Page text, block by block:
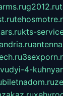
g2012.ru
kts-
4-
biletnadom.ru